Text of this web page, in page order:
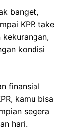
banget,
KPR take
kekurangan,
kondisi
finansial
kamu bisa
segera
hari.